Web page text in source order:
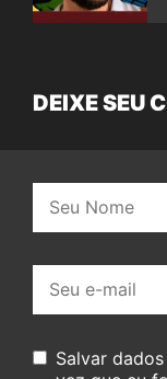
DEIXE SEU
mail:
Salvar